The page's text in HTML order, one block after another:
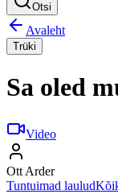
Otsi
Avaleht
Trüki
Sa oled
Video
Ott Arder
Tuntuimad laulud